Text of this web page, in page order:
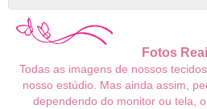
Fotos
Todas as imagens de nossos
nosso estúdio. Mas ainda assim,
dependendo do monitor ou tela,